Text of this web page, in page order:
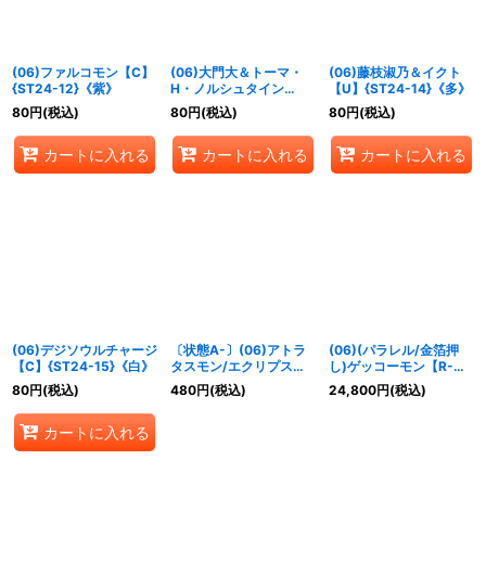
(06)ファルコモン【C】
{ST24-12}《紫》
80円(税込)
カートに入れる
(06)大門大＆トーマ・
H・ノルシュタイン
【R】{ST24-13}《多》
80円(税込)
カートに入れる
(06)藤枝淑乃＆イクト
【U】{ST24-14}《多》
80円(税込)
カートに入れる
(06)デジソウルチャージ
【C】{ST24-15}《白》
80円(税込)
カートに入れる
〔状態A-〕(06)アトラ
タスモン/エクリプスイ
ンパクト【SR】{ST23-
09}《多》
480円(税込)
(06)(パラレル/金箔押
し)ゲッコーモン【R-
P】{ST23-06}《緑》
24,800円(税込)